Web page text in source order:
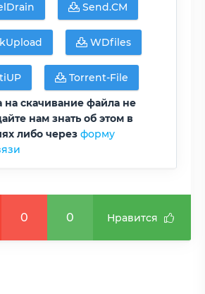
Send.CM
WDfiles
Torrent-File
на скачивание файла не
нам знать об этом в
либо через форму
0 0 Нравится